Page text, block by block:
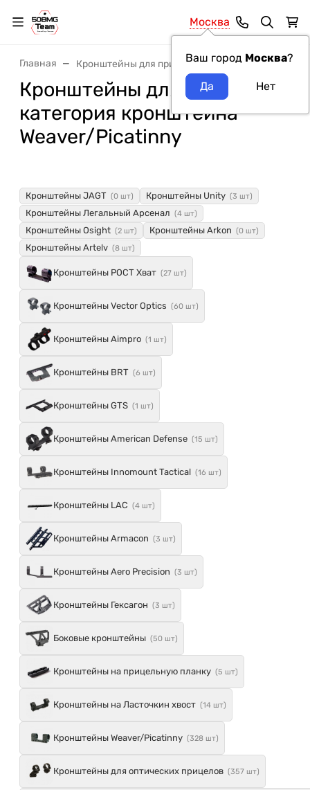
Москва
Ваш город Москва?
Главная Кронштейны для прицелов
Кронштейны для прицелов
категория кронштейна
Weaver/Picatinny
Кронштейны JAGT (0 шт) Кронштейны Unity (3 шт)
Кронштейны Легальный Арсенал (4 шт)
Кронштейны Osight (2 шт) Кронштейны Arkon (0 шт)
Кронштейны Artelv (8 шт)
Кронштейны РОСТ Хват (27 шт)
Кронштейны Vector Optics (60 шт)
Кронштейны Aimpro (1 шт)
Кронштейны BRT (6 шт)
Кронштейны GTS (1 шт)
Кронштейны American Defense (15 шт)
Кронштейны Innomount Tactical (16 шт)
Кронштейны LAC (4 шт)
Кронштейны Armacon (3 шт)
Кронштейны Aero Precision (3 шт)
Кронштейны Гексагон (3 шт)
Боковые кронштейны (50 шт)
Кронштейны на прицельную планку (5 шт)
Кронштейны на Ласточкин хвост (14 шт)
Кронштейны Weaver/Picatinny (328 шт)
Кронштейны для оптических прицелов (357 шт)